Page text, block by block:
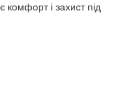
комфорт і захист під